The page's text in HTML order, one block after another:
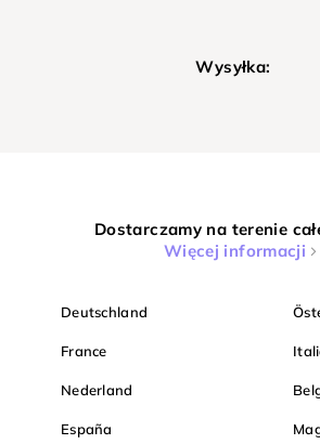
Wysyłka:
Dostarczamy na terenie
Więcej informacji
Deutschland
France
Nederland
España